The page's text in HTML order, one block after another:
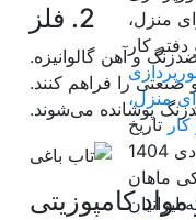
و آهن گالوانیزه.
صنعتی را فراهم کنند.
پوشانده می‌شوند.
منزل،
تاریخ